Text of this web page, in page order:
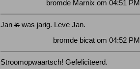
bromde Marnix om 04:51
Jan is was jarig. Leve Jan.
bromde bicat om 04:52
Stroomopwaartsch! Gefeliciteerd.